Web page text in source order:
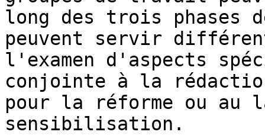
long des trois phases
peuvent servir
l'examen d'aspects
conjointe à la
pour la réforme ou au
sensibilisation.